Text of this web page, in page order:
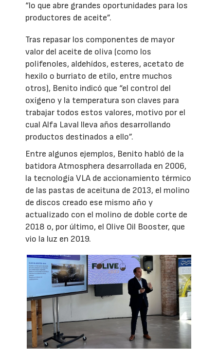
“lo que abre grandes oportunidades para los
productores de aceite”.
Tras repasar los componentes de mayor
valor del aceite de oliva (como los
polifenoles, aldehídos, esteres, acetato de
hexilo o burriato de etilo, entre muchos
otros), Benito indicó que “el control del
oxígeno y la temperatura son claves para
trabajar todos estos valores, motivo por el
cual Alfa Laval lleva años desarrollando
productos destinados a ello”.
Entre algunos ejemplos, Benito habló de la
batidora Atmosphera desarrollada en 2006,
la tecnología VLA de accionamiento térmico
de las pastas de aceituna de 2013, el molino
de discos creado ese mismo año y
actualizado con el molino de doble corte de
2018 o, por último, el Olive Oil Booster, que
vio la luz en 2019.